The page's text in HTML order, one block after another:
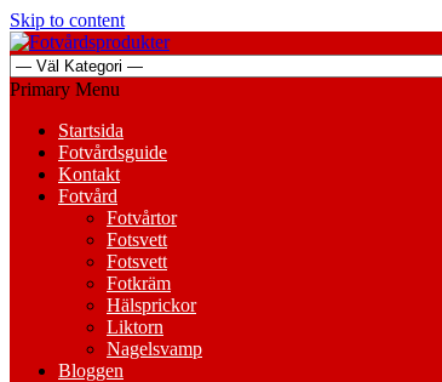
Skip to content
Primary Menu
Startsida
Fotvårdsguide
Kontakt
Fotvård
Fotvårtor
Fotsvett
Fotsvett
Fotkräm
Hälsprickor
Liktorn
Nagelsvamp
Bloggen